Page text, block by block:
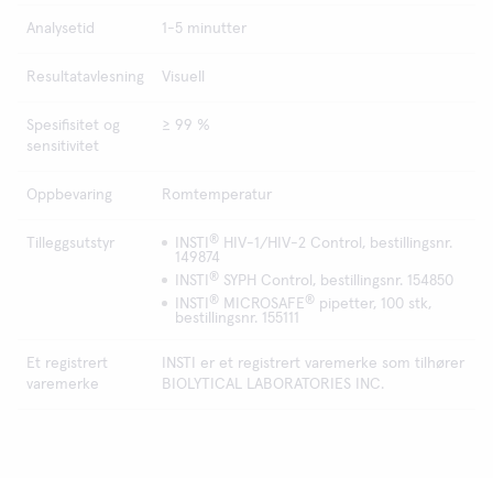
Analysetid 1-5 minutter
Resultatavlesning Visuell
Spesifisitet og
sensitivitet
≥ 99 %
Oppbevaring Romtemperatur
Tilleggsutstyr INSTI ®
HIV-1/HIV-2 Control, bestillingsnr.
149874
INSTI
® SYPH Control, bestillingsnr. 154850
INSTI
® MICROSAFE ® pipetter, 100 stk,
bestillingsnr. 155111
Et registrert
varemerke
INSTI er et registrert varemerke som tilhører
BIOLYTICAL LABORATORIES INC.